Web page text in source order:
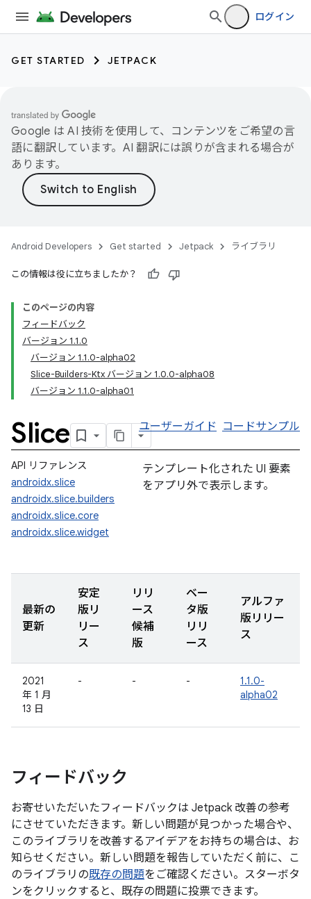
ログイン
GET STARTED JETPACK
Google は AI 技術を使用して、コンテンツをご希望の言
語に翻訳しています。AI 翻訳には誤りが含まれる場合が
あります。
Android Developers Get started Jetpack ライブラリ
この情報は役に立ちましたか？
このページの内容
フィードバック
バージョン 1.1.0
バージョン 1.1.0-alpha02
Slice-Builders-Ktx バージョン 1.0.0-alpha08
バージョン 1.1.0-alpha01
Slice ユーザーガイド コードサンプル
API リファレンス
androidx.slice
androidx.slice.builders
androidx.slice.core
androidx.slice.widget
テンプレート化された UI 要素
をアプリ外で表示します。
最新の
更新
安定
版リ
リー
ス
リリ
ース
候補
版
ベー
タ版
リリ
ース
アルファ
版リリー
ス
2021
年 1 月
13 日
- - -
1.1.0-
alpha02
フィードバック
お寄せいただいたフィードバックは Jetpack 改善の参考
にさせていただきます。新しい問題が見つかった場合や、
このライブラリを改善するアイデアをお持ちの場合は、お
知らせください。新しい問題を報告していただく前に、こ
のライブラリの既存の問題をご確認ください。スターボタ
ンをクリックすると、既存の問題に投票できます。